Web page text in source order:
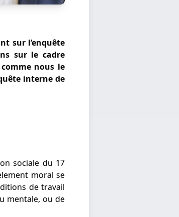
sur l’enquête
sur le cadre
nous le
interne de
sociale du 17
moral se
de travail
mentale, ou de